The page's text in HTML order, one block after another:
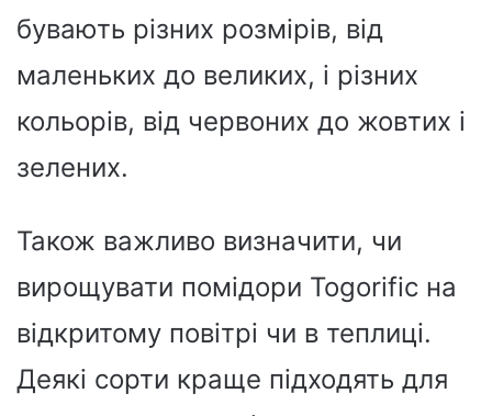
бувають різних розмірів, від
маленьких до великих, і різних
кольорів, від червоних до жовтих і
зелених.
Також важливо визначити, чи
вирощувати помідори Togorific на
відкритому повітрі чи в теплиці.
Деякі сорти краще підходять для